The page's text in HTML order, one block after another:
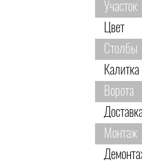
Участок
Цвет
Столбы
Калитка
Ворота
Монтаж